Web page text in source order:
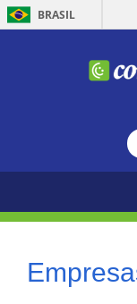
BRASIL